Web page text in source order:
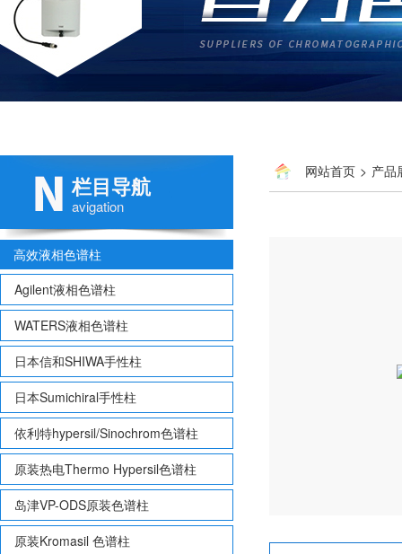
栏目导航
avigation
高效液相色谱柱
Agilent液相色谱柱
WATERS液相色谱柱
日本信和SHIWA手性柱
日本Sumichiral手性柱
依利特hypersil/Sinochrom色谱柱
原装热电Thermo Hypersil色谱柱
岛津VP-ODS原装色谱柱
原装Kromasil 色谱柱
网站首页 > 产品